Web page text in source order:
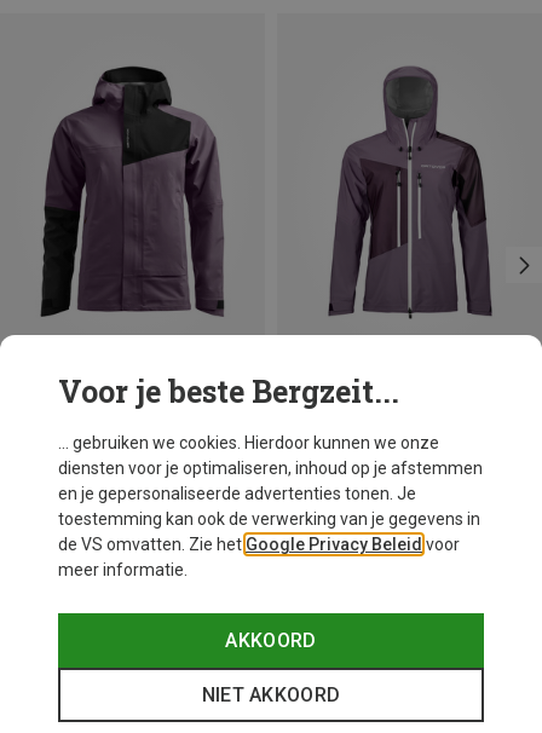
Maten
Dames Seceda 3L Jas
€ 369,95
S M L
Je bespaart 27%
Voor je beste Bergzeit...
... gebruiken we cookies. Hierdoor kunnen we onze
diensten voor je optimaliseren, inhoud op je afstemmen
en je gepersonaliseerde advertenties tonen. Je
toestemming kan ook de verwerking van je gegevens in
de VS omvatten. Zie het Google Privacy Beleid voor
meer informatie.
AKKOORD
NIET AKKOORD